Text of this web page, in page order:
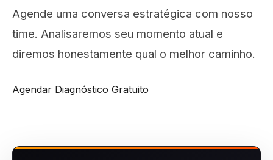
Agende uma conversa estratégica com nosso
time. Analisaremos seu momento atual e
diremos honestamente qual o melhor caminho.
Agendar Diagnóstico Gratuito